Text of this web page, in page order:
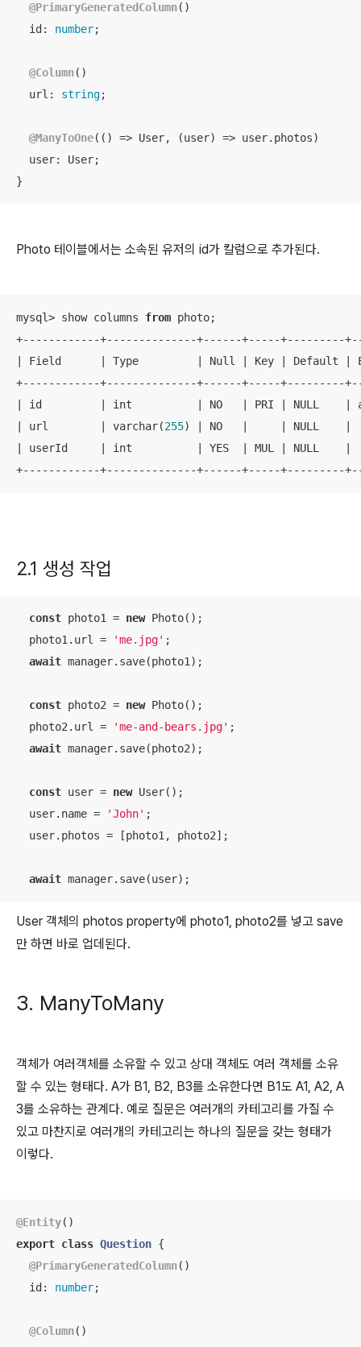
@PrimaryGeneratedColumn()
id : number;
@Column()
url : string;
@ManyToOne( () => User, (user) => user.photos)
user: User;
}
Photo 테이블에서는 소속된 유저의 id가 칼럼으로 추가된다.
mysql> show columns from photo;
+------------+--------------+------+-----+---------
| Field      | Type         | Null | Key | Default
+------------+--------------+------+-----+---------
| id         | int          | NO   | PRI | NULL    |
| url        | varchar(255) | NO   |     | NULL
| userId     | int          | YES  | MUL | NULL
+------------+--------------+------+-----+---------
2.1 생성 작업
const photo1 = new Photo();
  photo1.url =
'me.jpg' ;
await manager.save(photo1);
const photo2 = new Photo();
  photo2.url =
'me-and-bears.jpg' ;
await manager.save(photo2);
const user = new User();
  user.name =
'John' ;
  user.photos = [photo1, photo2];
await manager.save(user);
User 객체의 photos property에 photo1, photo2를 넣고 save
만 하면 바로 업데된다.
3. ManyToMany
객체가 여러객체를 소유할 수 있고 상대 객체도 여러 객체를 소유
할 수 있는 형태다. A가 B1, B2, B3를 소유한다면 B1도 A1, A2, A
3를 소유하는 관계다. 예로 질문은 여러개의 카테고리를 가질 수
있고 마찬지로 여러개의 카테고리는 하나의 질문을 갖는 형태가
이렇다.
@Entity
export class Question {
@PrimaryGeneratedColumn()
id : number;
@Column()